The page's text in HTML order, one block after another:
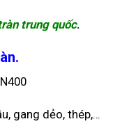
trung quốc.
gang dẻo, thép,…